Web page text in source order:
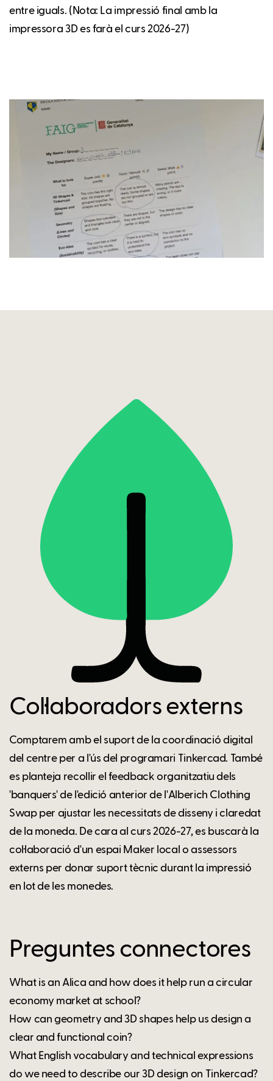
entre iguals. (Nota: La impressió final amb la
impressora 3D es farà el curs 2026-27)
Col·laboradors externs
Comptarem amb el suport de la coordinació digital
del centre per a l'ús del programari Tinkercad. També
es planteja recollir el feedback organitzatiu dels
'banquers' de l'edició anterior de l'Alberich Clothing
Swap per ajustar les necessitats de disseny i claredat
de la moneda. De cara al curs 2026-27, es buscarà la
col·laboració d'un espai Maker local o assessors
externs per donar suport tècnic durant la impressió
en lot de les monedes.
Preguntes connectores
What is an Alica and how does it help run a circular
economy market at school?
How can geometry and 3D shapes help us design a
clear and functional coin?
What English vocabulary and technical expressions
do we need to describe our 3D design on Tinkercad?